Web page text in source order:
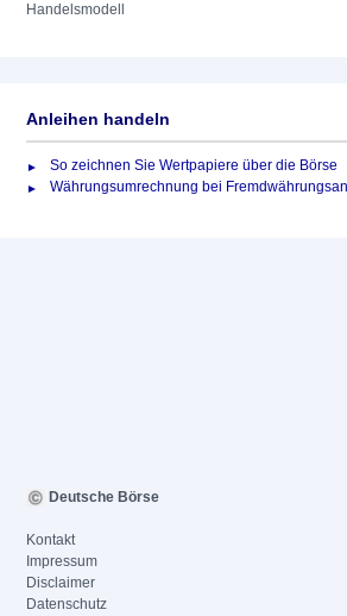
Handelsmodell
Anleihen handeln
So zeichnen Sie Wertpapiere über die Börse
Währungsumrechnung bei
Deutsche Börse
Kontakt
Impressum
Disclaimer
Datenschutz